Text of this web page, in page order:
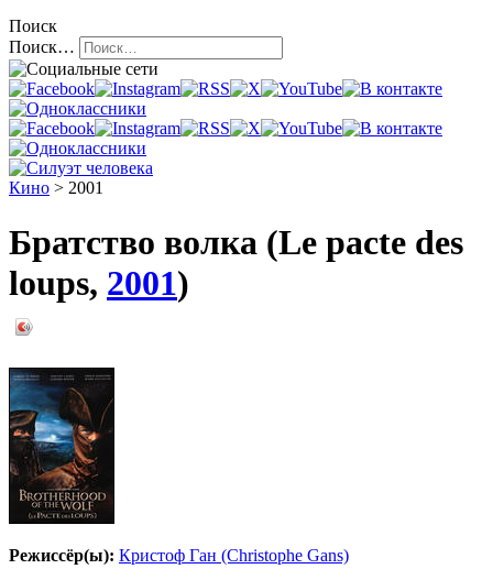
Поиск
Поиск…
Кино > 2001
Братство волка (Le pacte des
loups, 2001)
Режиссёр(ы): Кристоф Ган (Christophe Gans)